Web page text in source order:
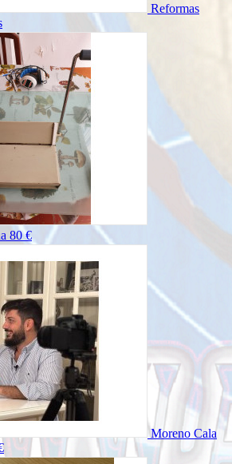
Reformas
80 €
Moreno Cala